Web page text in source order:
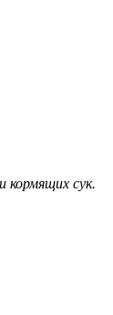
кормящих сук.